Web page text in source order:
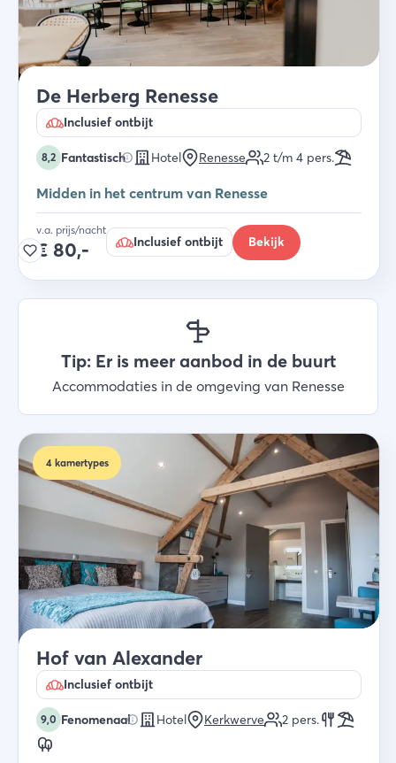
De Herberg Renesse
Inclusief ontbijt
8,2 Fantastisch Hotel Renesse 2 t/m 4 pers.
Midden in het centrum van Renesse
v.a. prijs/nacht
€ 80,- Inclusief ontbijt Bekijk
Tip: Er is meer aanbod in de buurt
Accommodaties in de omgeving van Renesse
4 kamertypes
Hof van Alexander
Inclusief ontbijt
9,0 Fenomenaal Hotel Kerkwerve 2 pers.